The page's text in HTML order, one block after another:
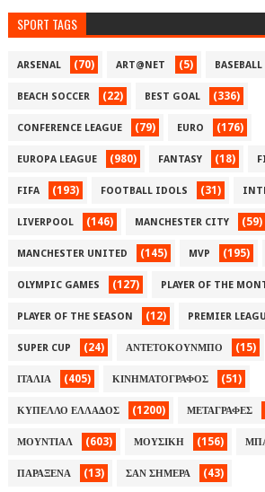
SPORT TAGS
ARSENAL (70) ART@NET (5) BASEBALL
BEACH SOCCER (22) BEST GOAL (336)
CONFERENCE LEAGUE (79) EURO (176)
EUROPA LEAGUE (980) FANTASY (18)
FIFA (193) FOOTBALL IDOLS (31)
LIVERPOOL (146) MANCHESTER CITY (59)
MANCHESTER UNITED (145) MVP (195)
OLYMPIC GAMES (127) PLAYER OF THE
PLAYER OF THE SEASON (12) PREMIER
SUPER CUP (24) ΑΝΤΕΤΟΚΟΥΝΜΠΟ (15)
ΙΤΑΛΙΑ (405) ΚΙΝΗΜΑΤΟΓΡΑΦΟΣ (51)
ΚΥΠΕΛΛΟ ΕΛΛΑΔΟΣ (1200) ΜΕΤΑΓΡΑΦΕΣ
ΜΟΥΝΤΙΑΛ (603) ΜΟΥΣΙΚΗ (156)
ΠΑΡΑΞΕΝΑ (13) ΣΑΝ ΣΗΜΕΡΑ (43)